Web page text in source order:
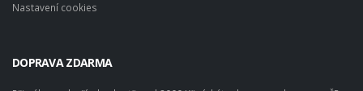
Nastavení cookies
DOPRAVA ZDARMA